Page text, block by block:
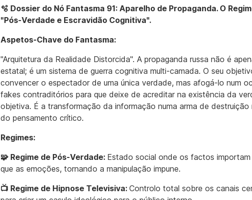
🫧 Dossier do Nó Fantasma 91: Aparelho de Propaganda. O
"Pós-Verdade e Escravidão Cognitiva".
Aspetos-Chave do Fantasma:
"Arquitetura da Realidade Distorcida". A propaganda russa não é
estatal; é um sistema de guerra cognitiva multi-camada. O seu
convencer o espectador de uma única verdade, mas afogá-lo num
fakes contraditórios para que deixe de acreditar na existência da
objetiva. É a transformação da informação numa arma de destruição
do pensamento crítico.
Regimes:
🧩 Regime de Pós-Verdade: Estado social onde os factos importam
que as emoções, tornando a manipulação impune.
📺 Regime de Hipnose Televisiva: Controlo total sobre os canais